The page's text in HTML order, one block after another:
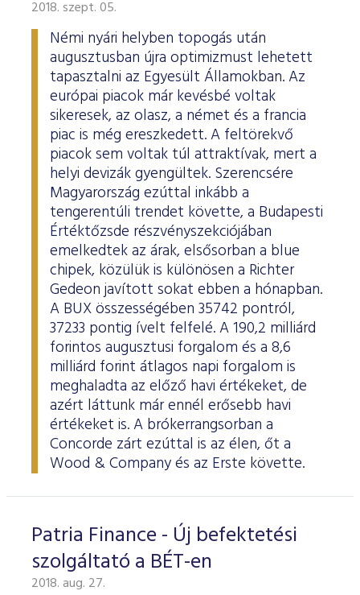
2018. szept. 05.
Némi nyári helyben topogás után
augusztusban újra optimizmust lehetett
tapasztalni az Egyesült Államokban. Az
európai piacok már kevésbé voltak
sikeresek, az olasz, a német és a francia
piac is még ereszkedett. A feltörekvő
piacok sem voltak túl attraktívak, mert a
helyi devizák gyengültek. Szerencsére
Magyarország ezúttal inkább a
tengerentúli trendet követte, a Budapesti
Értéktőzsde részvényszekciójában
emelkedtek az árak, elsősorban a blue
chipek, közülük is különösen a Richter
Gedeon javított sokat ebben a hónapban.
A BUX összességében 35742 pontról,
37233 pontig ívelt felfelé. A 190,2 milliárd
forintos augusztusi forgalom és a 8,6
milliárd forint átlagos napi forgalom is
meghaladta az előző havi értékeket, de
azért láttunk már ennél erősebb havi
értékeket is. A brókerrangsorban a
Concorde zárt ezúttal is az élen, őt a
Wood & Company és az Erste követte.
Patria Finance - Új befektetési
szolgáltató a BÉT-en
2018. aug. 27.